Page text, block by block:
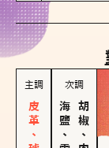
主調 次調